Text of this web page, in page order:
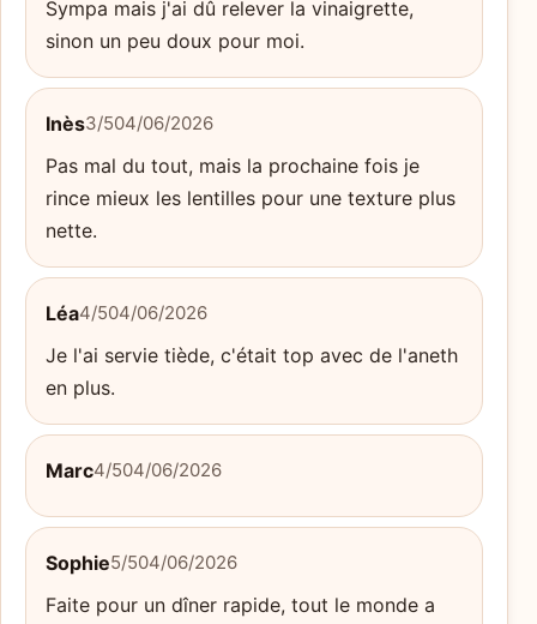
Sympa mais j'ai dû relever la vinaigrette,
sinon un peu doux pour moi.
Inès3/504/06/2026
Pas mal du tout, mais la prochaine fois je
rince mieux les lentilles pour une texture plus
nette.
Léa4/504/06/2026
Je l'ai servie tiède, c'était top avec de l'aneth
en plus.
Marc4/504/06/2026
Sophie5/504/06/2026
Faite pour un dîner rapide, tout le monde a